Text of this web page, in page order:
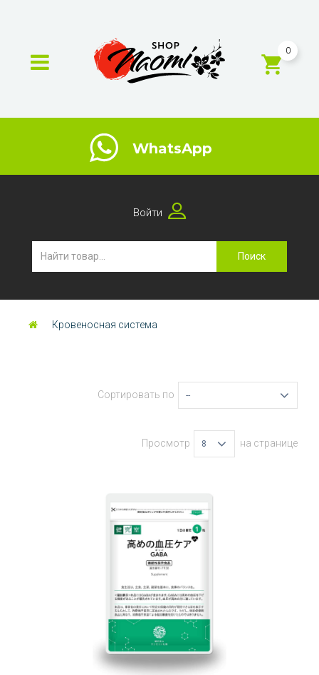
0
WhatsApp
Войти
Поиск
Кровеносная система
Сортировать по --
Просмотр 8 на странице